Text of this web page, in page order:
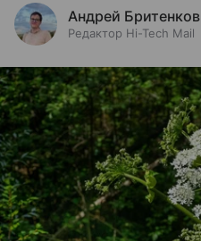
Андрей Бритенков
Редактор Hi-Tech Mail